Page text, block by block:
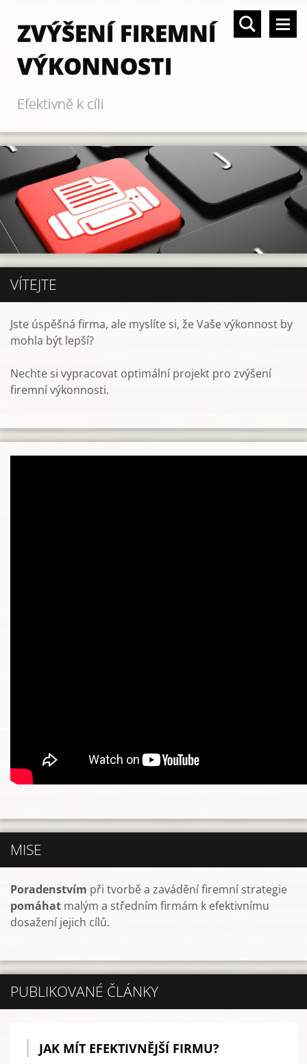
ZVÝŠENÍ FIREMNÍ
VÝKONNOSTI
Efektivně k cíli
VÍTEJTE
Jste úspěšná firma, ale myslíte si, že Vaše výkonnost by
mohla být lepší?
Nechte si vypracovat optimální projekt pro zvýšení
firemní výkonnosti.
MISE
Poradenstvím při tvorbě a zavádění firemní strategie
pomáhat malým a středním firmám k efektivnímu
dosažení jejich cílů.
PUBLIKOVANÉ ČLÁNKY
JAK MÍT EFEKTIVNĚJŠÍ FIRMU?